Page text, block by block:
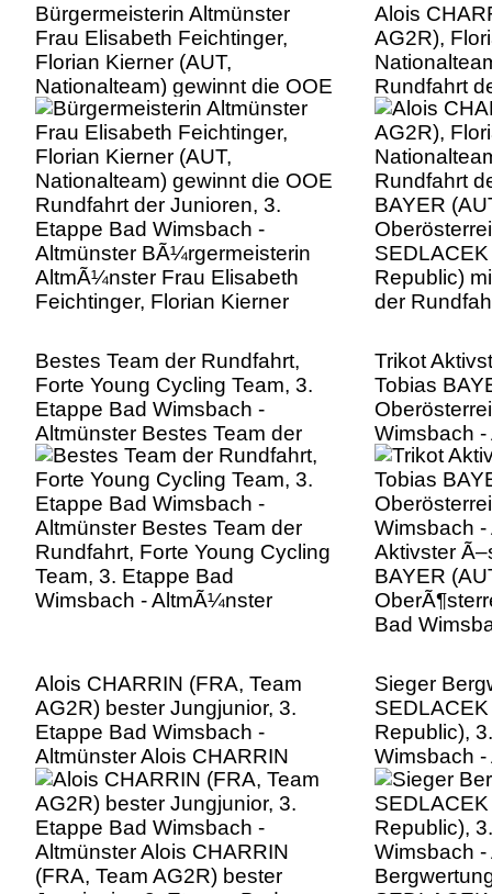
Bürgermeisterin Altmünster
Frau Elisabeth Feichtinger,
Florian Kierner (AUT,
Nationalteam) gewinnt die OOE
Rundfahrt der Junioren, 3.
Etappe Bad Wimsbach -
Altmünster BÃ¼rgermeisterin
AltmÃ¼nster Frau Elisabeth
Feichtinger, Florian Kierner
Alois
AG2R),
Rundfahrt
BAYER
Republic)
der
Bestes Team der Rundfahrt,
Forte Young Cycling Team, 3.
Etappe Bad Wimsbach -
Altmünster Bestes Team der
Rundfahrt, Forte Young Cycling
Team, 3. Etappe Bad
Wimsbach - AltmÃ¼nster
Trikot
Tobias
Wimsbach -
Aktivster
BAYER
Bad
Alois CHARRIN (FRA, Team
AG2R) bester Jungjunior, 3.
Etappe Bad Wimsbach -
Altmünster Alois CHARRIN
(FRA, Team AG2R) bester
Jungjunior, 3. Etappe Bad
Wimsbach - AltmÃ¼nster
Sieger
Republic),
Wimsbach -
Republic),
Wimsbach